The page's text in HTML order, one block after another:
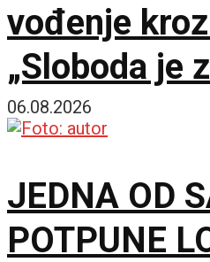
vođenje
„Sloboda je
u Muzeju
06.08.2026
JEDNA OD
POTPUNE